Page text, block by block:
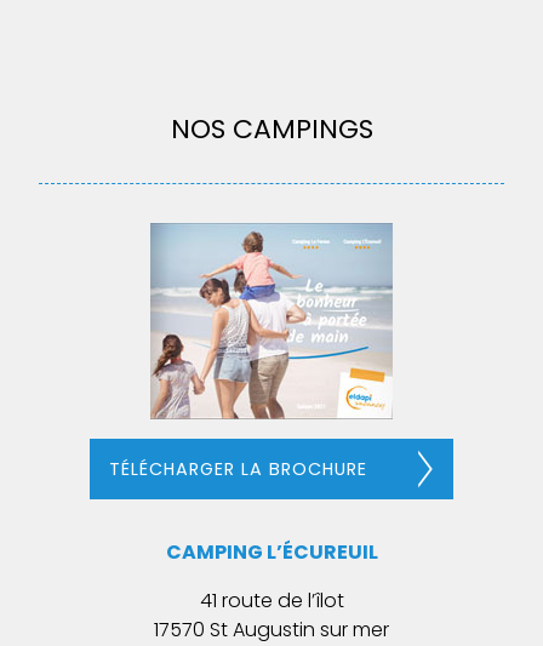
NOS CAMPINGS
TÉLÉCHARGER LA BROCHURE
CAMPING L’ÉCUREUIL
41 route de l’îlot
17570 St Augustin sur mer